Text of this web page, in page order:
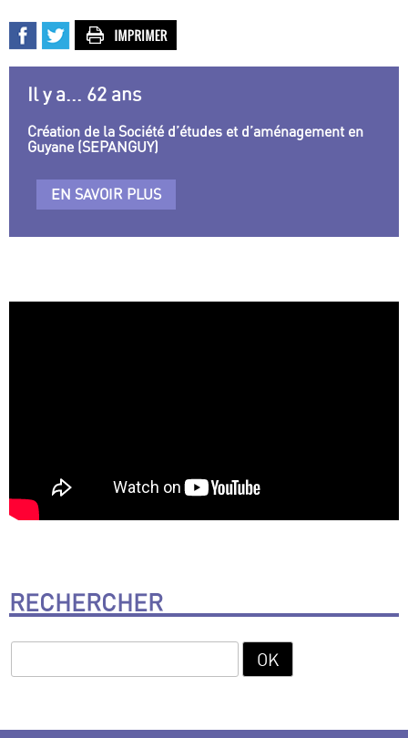
Il y a... 62 ans
Création de la Société d’études et d’aménagement en
Guyane (SEPANGUY)
EN SAVOIR PLUS
RECHERCHER